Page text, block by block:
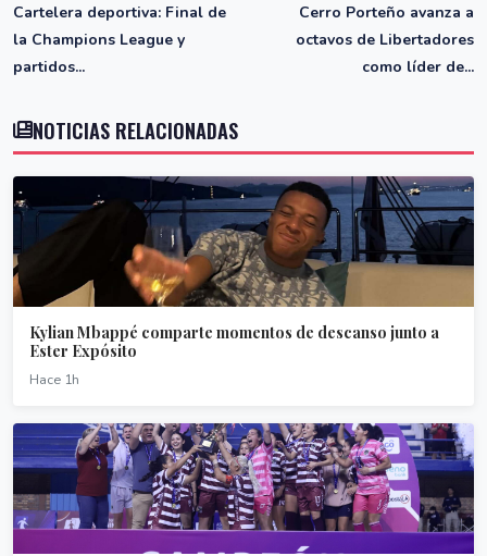
Cartelera deportiva: Final de
la Champions League y
partidos...
Cerro Porteño avanza a
octavos de Libertadores
como líder de...
NOTICIAS RELACIONADAS
Kylian Mbappé comparte momentos de descanso junto a
Ester Expósito
Hace 1h